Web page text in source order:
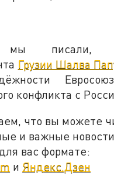
мы писали,
Грузии Шалва
конфликта с
что вы можете
и важные
вас формате:
и Яндекс.Дзен